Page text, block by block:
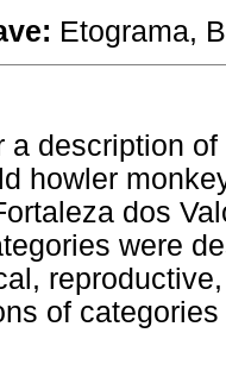
Etograma,
a description
howler
dos
were
of